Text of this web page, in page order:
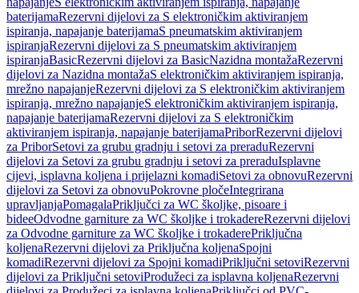
baterijamaRezervni dijelovi za S elektroničkim aktiviranjem
ispiranja, napajanje baterijamaS pneumatskim aktiviranjem
ispiranjaRezervni dijelovi za S pneumatskim aktiviranjem
ispiranjaBasicRezervni dijelovi za BasicNazidna montažaRezervni
dijelovi za Nazidna montažaS elektroničkim aktiviranjem ispiranja,
mrežno napajanjeRezervni dijelovi za S elektroničkim aktiviranjem
ispiranja, mrežno napajanjeS elektroničkim aktiviranjem ispiranja,
napajanje baterijamaRezervni dijelovi za S elektroničkim
aktiviranjem ispiranja, napajanje baterijamaPriborRezervni dijelovi
za PriborSetovi za grubu gradnju i setovi za preraduRezervni
dijelovi za Setovi za grubu gradnju i setovi za preraduIsplavne
cijevi, isplavna koljena i prijelazni komadiSetovi za obnovuRezervni
dijelovi za Setovi za obnovuPokrovne pločeIntegrirana
upravljanjaPomagalaPriključci za WC školjke, pisoare i
bideeOdvodne garniture za WC školjke i trokadereRezervni dijelovi
za Odvodne garniture za WC školjke i trokaderePriključna
koljenaRezervni dijelovi za Priključna koljenaSpojni
komadiRezervni dijelovi za Spojni komadiPriključni setoviRezervni
dijelovi za Priključni setoviProdužeci za isplavna koljenaRezervni